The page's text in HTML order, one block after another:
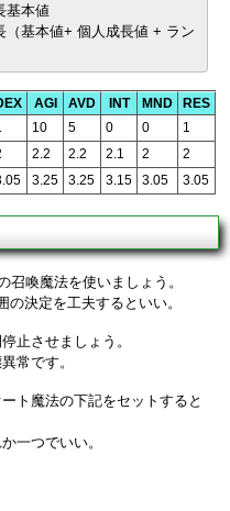
基本値
（基本値+ 個人成長値 + ラン
AGI AVD INT MND
RES
10 5 0 0
1
2.2 2.2 2.1 2
2
3.25 3.25 3.15 3.05 3.05
召喚魔法を使いましょう。
決定を工夫するといい。
止させましょう。
常です。
ト魔法の下記をセットすると
一つでいい。